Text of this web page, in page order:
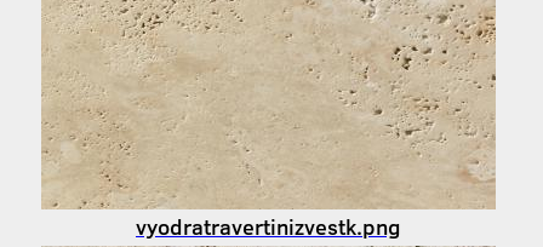
vyodratravertinizvestk.png